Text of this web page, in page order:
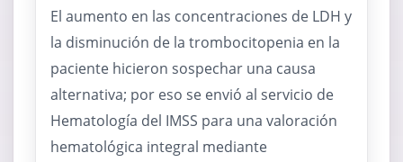
El aumento en las concentraciones de LDH y
la disminución de la trombocitopenia en la
paciente hicieron sospechar una causa
alternativa; por eso se envió al servicio de
Hematología del IMSS para una valoración
hematológica integral mediante